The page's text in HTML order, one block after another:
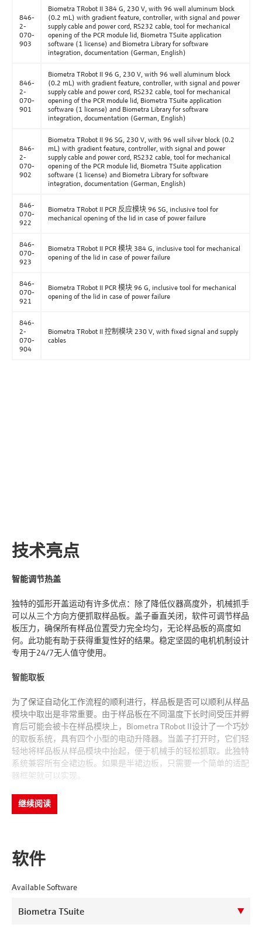
846-
2-
070-
903
Biometra TRobot II 384 G, 230 V, with 96 well aluminum block
(0.2 mL) with gradient feature, controller, with signal and power
supply cable and power cord, RS232 cable, tool for mechanical
opening of the PCR module lid, Biometra TSuite application
software (1 license) and Biometra Library for software
integration, documentation (German, English)
846-
2-
070-
901
Biometra TRobot II 96 G, 230 V, with 96 well aluminum block
(0.2 mL) with gradient feature, controller, with signal and power
supply cable and power cord, RS232 cable, tool for mechanical
opening of the PCR module lid, Biometra TSuite application
software (1 license) and Biometra Library for software
integration, documentation (German, English)
846-
2-
070-
902
Biometra TRobot II 96 SG, 230 V, with 96 well silver block (0.2
mL) with gradient feature, controller, with signal and power
supply cable and power cord, RS232 cable, tool for mechanical
opening of the PCR module lid, Biometra TSuite application
software (1 license) and Biometra Library for software
integration, documentation (German, English)
846-
070-
922
Biometra TRobot II PCR 反应模块 96 SG, inclusive tool for
mechanical opening of the lid in case of power failure
846-
070-
923
Biometra TRobot II PCR 模块 384 G, inclusive tool for mechanical
opening of the lid in case of power failure
846-
070-
921
Biometra TRobot II PCR 模块 96 G, inclusive tool for mechanical
opening of the lid in case of power failure
846-
2-
070-
904
Biometra TRobot II 控制模块 230 V, with fixed signal and supply
cables
技术亮点
智能调节热盖
独特的弧形开盖运动有许多优点：除了降低仪器高度外，机械抓手
可以从三个方向方便抓取样品板。盖子垂直关闭，软件可调节样品
板压力，确保所有样品位置受力完全均匀，无论样品板的高度如
何。此功能有助于获得重复性好的结果。稳定坚固的电机机制设计
专用于24/7无人值守使用。
智能取板
为了保证自动化工作流程的顺利进行，样品板是否可以顺利从样品
模块中取出是非常重要。由于样品板在不同温度下长时间受压并孵
育后可能会被卡在样品模块上，Biometra TRobot II设计了一个巧妙
的取板系统，具有四个小型的电动升降器。当盖子打开时，它们轻
轻地将样品板从样品模块中抬起，便于机械手的轻松抓取。此独特
系统兼容所有全裙边板。如果是半裙边板，只需要一个简单的适配
器框架就可以实现。
继续阅读
软件
Available Software